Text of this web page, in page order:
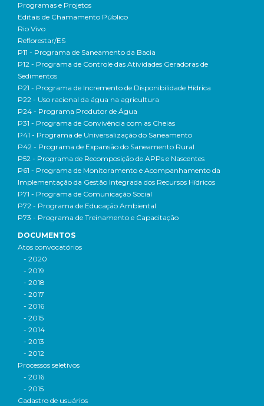
Programas e Projetos
Editais de Chamamento Público
Rio Vivo
Reflorestar/ES
P11 - Programa de Saneamento da Bacia
P12 - Programa de Controle das Atividades Geradoras de
Sedimentos
P21 - Programa de Incremento de Disponibilidade Hídrica
P22 - Uso racional da água na agricultura
P24 - Programa Produtor de Água
P31 - Programa de Convivência com as Cheias
P41 - Programa de Universalização do Saneamento
P42 - Programa de Expansão do Saneamento Rural
P52 - Programa de Recomposição de APPs e Nascentes
P61 - Programa de Monitoramento e Acompanhamento da
Implementação da Gestão Integrada dos Recursos Hídricos
P71 - Programa de Comunicação Social
P72 - Programa de Educação Ambiental
P73 - Programa de Treinamento e Capacitação
DOCUMENTOS
Atos convocatórios
- 2020
- 2019
- 2018
- 2017
- 2016
- 2015
- 2014
- 2013
- 2012
Processos seletivos
- 2016
- 2015
Cadastro de usuários